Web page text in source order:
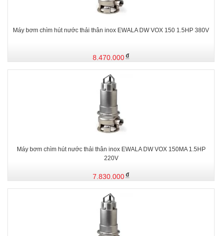
Máy bơm chìm hút nước thải thân inox EWALA DW VOX 150 1.5HP 380V
8.470.000
Máy bơm chìm hút nước thải thân inox EWALA DW VOX 150MA 1.5HP
220V
7.830.000